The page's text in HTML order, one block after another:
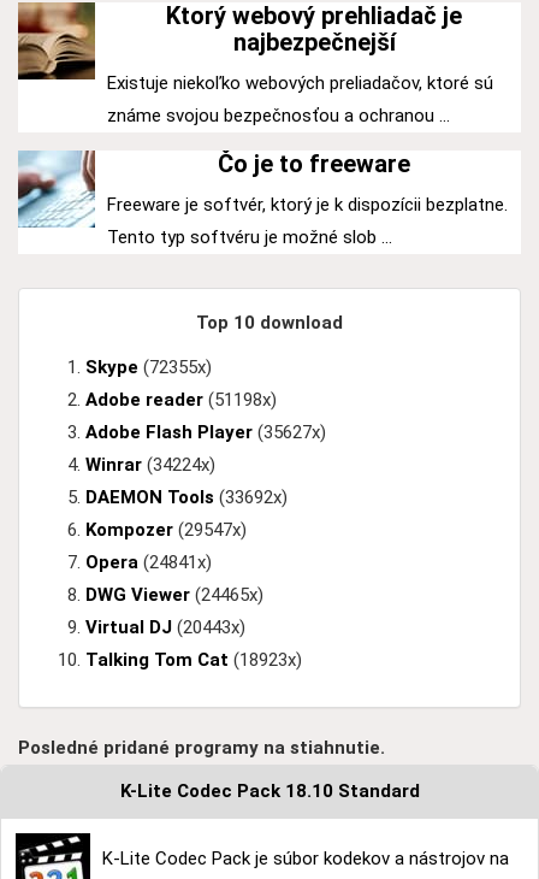
Ktorý webový prehliadač je
najbezpečnejší
Existuje niekoľko webových preliadačov, ktoré sú
známe svojou bezpečnosťou a ochranou ...
Čo je to freeware
Freeware je softvér, ktorý je k dispozícii bezplatne.
Tento typ softvéru je možné slob ...
Top 10 download
Skype (72355x)
Adobe reader (51198x)
Adobe Flash Player (35627x)
Winrar (34224x)
DAEMON Tools (33692x)
Kompozer (29547x)
Opera (24841x)
DWG Viewer (24465x)
Virtual DJ (20443x)
Talking Tom Cat (18923x)
Posledné pridané programy na stiahnutie.
K-Lite Codec Pack 18.10 Standard
K-Lite Codec Pack je súbor kodekov a nástrojov na